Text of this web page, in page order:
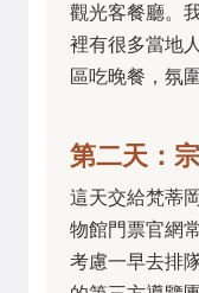
觀光客餐廳。
裡有很多當地
區吃晚餐，氛
第二天：
這天交給梵蒂
物館門票官網
考慮一早去排